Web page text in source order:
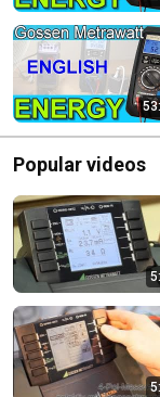
Popular videos